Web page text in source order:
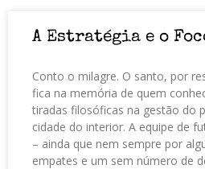
A Estratégia e o
Conto o milagre. O santo, por
fica na memória de quem
tiradas filosóficas na gestão do
cidade do interior. A equipe de
– ainda que nem sempre por
empates e um sem número de